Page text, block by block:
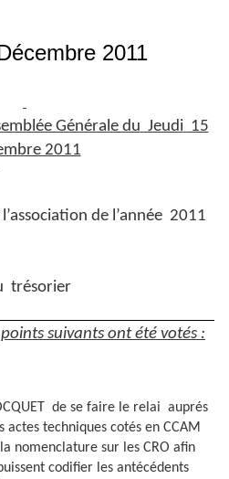
2011
Générale du Jeudi 15
2011
de l’année 2011
trésorier
suivants ont été votés :
de se faire le relai auprés
techniques cotés en CCAM
nomenclature sur les CRO afin
codifier les antécédents